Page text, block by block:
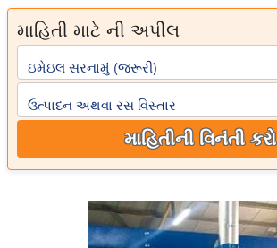
માહિતી માટે ની અપીલ
ઇમેઇલ સરનામું (જરૂરી)
ઉત્પાદન અથવા રસ વિસ્તાર
માહિતીની વિનંતી કરો